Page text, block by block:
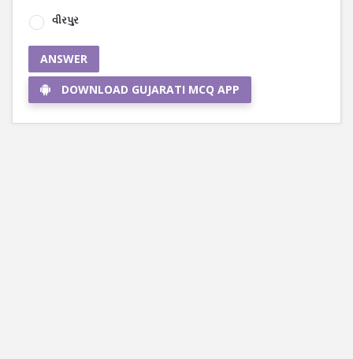
વીરપુર
ANSWER
DOWNLOAD GUJARATI MCQ APP